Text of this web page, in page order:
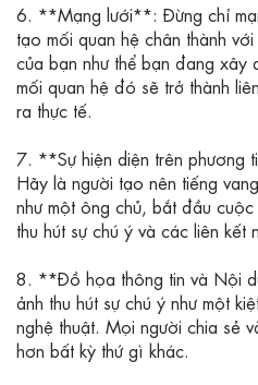
6. **Mạng lưới**: Đừng chỉ
tạo mối quan hệ chân thành
của bạn như thể bạn đang xây
mối quan hệ đó sẽ trở thành
ra thực tế.
7. **Sự hiện diện trên phương
Hãy là người tạo nên tiếng
như một ông chủ, bắt đầu
thu hút sự chú ý và các liên kết
8. **Đồ họa thông tin và Nội
ảnh thu hút sự chú ý như một
nghệ thuật. Mọi người chia sẻ
hơn bất kỳ thứ gì khác.